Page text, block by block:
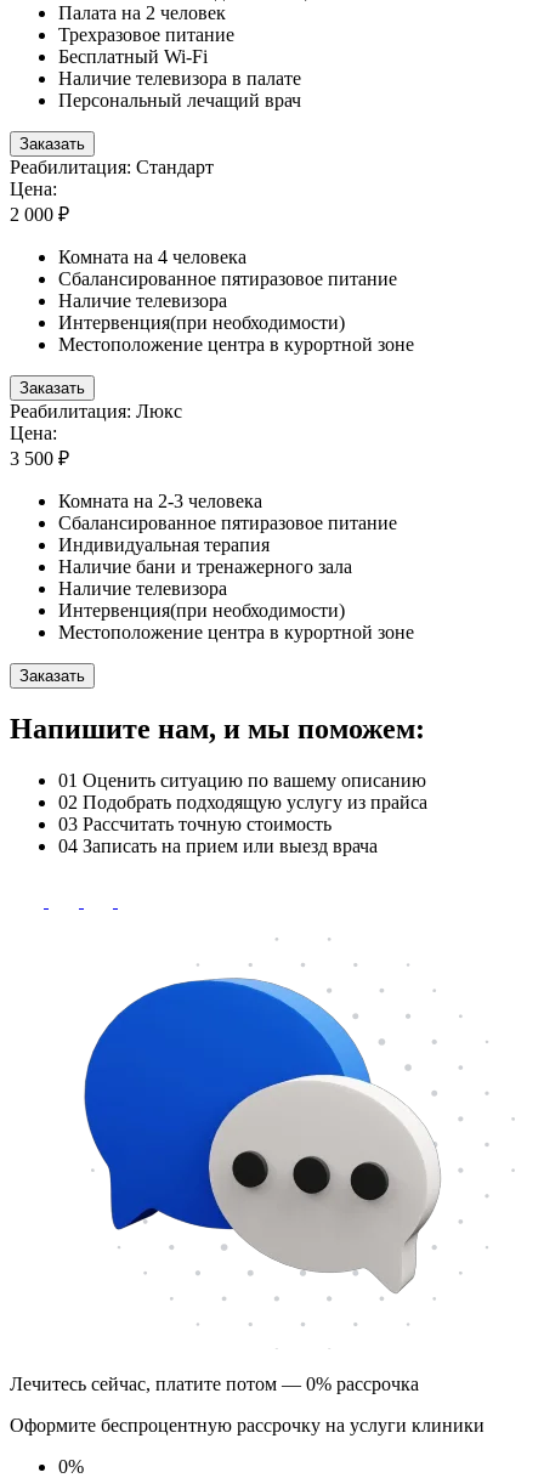
Палата на 2 человек
Трехразовое питание
Бесплатный Wi-Fi
Наличие телевизора в палате
Персональный лечащий врач
Заказать
Реабилитация: Стандарт
Цена:
2 000 ₽
Комната на 4 человека
Сбалансированное пятиразовое питание
Наличие телевизора
Интервенция(при необходимости)
Местоположение центра в курортной зоне
Заказать
Реабилитация: Люкс
Цена:
3 500 ₽
Комната на 2-3 человека
Сбалансированное пятиразовое питание
Индивидуальная терапия
Наличие бани и тренажерного зала
Наличие телевизора
Интервенция(при необходимости)
Местоположение центра в курортной зоне
Заказать
Напишите нам, и мы поможем:
01 Оценить ситуацию по вашему описанию
02 Подобрать подходящую услугу из прайса
03 Рассчитать точную стоимость
04 Записать на прием или выезд врача
Лечитесь сейчас, платите потом — 0% рассрочка
Оформите беспроцентную рассрочку на услуги клиники
0%